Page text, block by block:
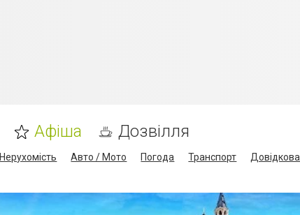
Афіша Дозвілля
Нерухомість Авто / Мото Погода Транспорт Довідкова